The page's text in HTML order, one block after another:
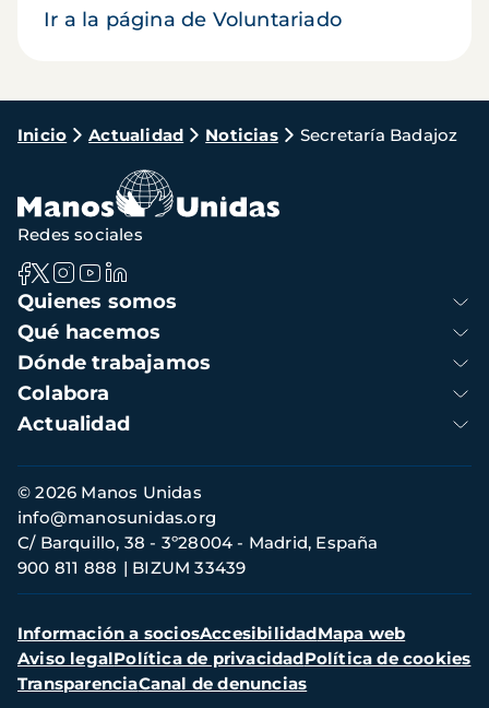
Ir a la página de Voluntariado
Ruta
navegación
Inicio Actualidad Noticias Secretaría Badajoz
Navegación
principal
Quienes somos
Qué hacemos
Dónde trabajamos
Colabora
Actualidad
Redes sociales
Información
de
contacto
© 2026 Manos Unidas
C/ Barquillo, 38 - 3º28004 - Madrid, España
900 811 888
BIZUM 33439
info@manosunidas.org
Menú
secundario
Información a sociosAccesibilidadMapa web
Aviso legalPolítica de privacidadPolítica de cookies
TransparenciaCanal de denuncias